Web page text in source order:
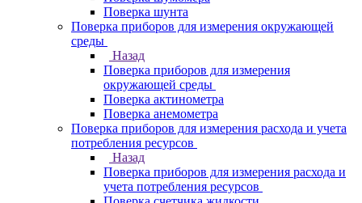
Поверка шунта
Поверка приборов для измерения окружающей
среды
Назад
Поверка приборов для измерения
окружающей среды
Поверка актинометра
Поверка анемометра
Поверка приборов для измерения расхода и учета
потребления ресурсов
Назад
Поверка приборов для измерения расхода и
учета потребления ресурсов